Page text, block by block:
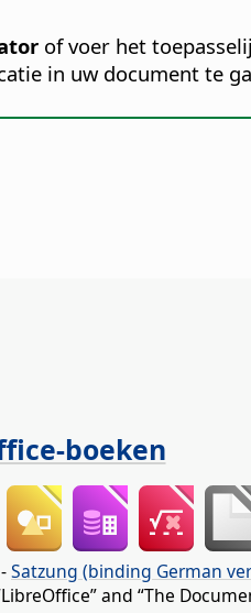
of voer het
in uw document te
boeken
-Satzung (binding German
and “The